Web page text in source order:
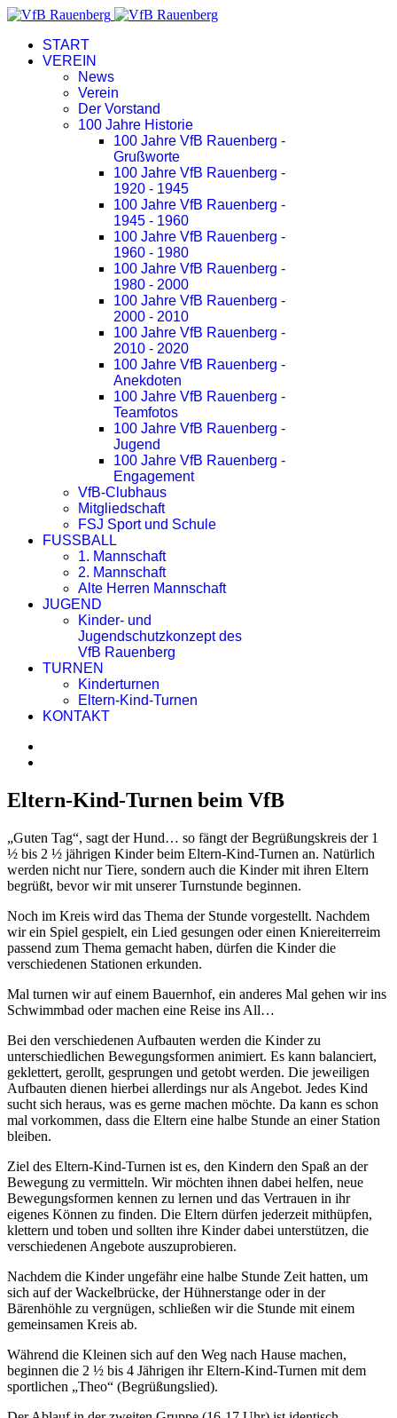
START
VEREIN
News
Verein
Der Vorstand
100 Jahre Historie
100 Jahre VfB Rauenberg -
Grußworte
100 Jahre VfB Rauenberg -
1920 - 1945
100 Jahre VfB Rauenberg -
1945 - 1960
100 Jahre VfB Rauenberg -
1960 - 1980
100 Jahre VfB Rauenberg -
1980 - 2000
100 Jahre VfB Rauenberg -
2000 - 2010
100 Jahre VfB Rauenberg -
2010 - 2020
100 Jahre VfB Rauenberg -
Anekdoten
100 Jahre VfB Rauenberg -
Teamfotos
100 Jahre VfB Rauenberg -
Jugend
100 Jahre VfB Rauenberg -
Engagement
VfB-Clubhaus
Mitgliedschaft
FSJ Sport und Schule
FUSSBALL
1. Mannschaft
2. Mannschaft
Alte Herren Mannschaft
JUGEND
Kinder- und
Jugendschutzkonzept des
VfB Rauenberg
TURNEN
Kinderturnen
Eltern-Kind-Turnen
KONTAKT
Eltern-Kind-Turnen beim VfB
„Guten Tag“, sagt der Hund… so fängt der Begrüßungskreis der 1
½ bis 2 ½ jährigen Kinder beim Eltern-Kind-Turnen an. Natürlich
werden nicht nur Tiere, sondern auch die Kinder mit ihren Eltern
begrüßt, bevor wir mit unserer Turnstunde beginnen.
Noch im Kreis wird das Thema der Stunde vorgestellt. Nachdem
wir ein Spiel gespielt, ein Lied gesungen oder einen Kniereiterreim
passend zum Thema gemacht haben, dürfen die Kinder die
verschiedenen Stationen erkunden.
Mal turnen wir auf einem Bauernhof, ein anderes Mal gehen wir ins
Schwimmbad oder machen eine Reise ins All…
Bei den verschiedenen Aufbauten werden die Kinder zu
unterschiedlichen Bewegungsformen animiert. Es kann balanciert,
geklettert, gerollt, gesprungen und getobt werden. Die jeweiligen
Aufbauten dienen hierbei allerdings nur als Angebot. Jedes Kind
sucht sich heraus, was es gerne machen möchte. Da kann es schon
mal vorkommen, dass die Eltern eine halbe Stunde an einer Station
bleiben.
Ziel des Eltern-Kind-Turnen ist es, den Kindern den Spaß an der
Bewegung zu vermitteln. Wir möchten ihnen dabei helfen, neue
Bewegungsformen kennen zu lernen und das Vertrauen in ihr
eigenes Können zu finden. Die Eltern dürfen jederzeit mithüpfen,
klettern und toben und sollten ihre Kinder dabei unterstützen, die
verschiedenen Angebote auszuprobieren.
Nachdem die Kinder ungefähr eine halbe Stunde Zeit hatten, um
sich auf der Wackelbrücke, der Hühnerstange oder in der
Bärenhöhle zu vergnügen, schließen wir die Stunde mit einem
gemeinsamen Kreis ab.
Während die Kleinen sich auf den Weg nach Hause machen,
beginnen die 2 ½ bis 4 Jährigen ihr Eltern-Kind-Turnen mit dem
sportlichen „Theo“ (Begrüßungslied).